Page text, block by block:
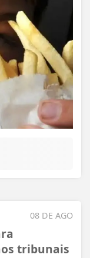
08 DE AGO
tribunais